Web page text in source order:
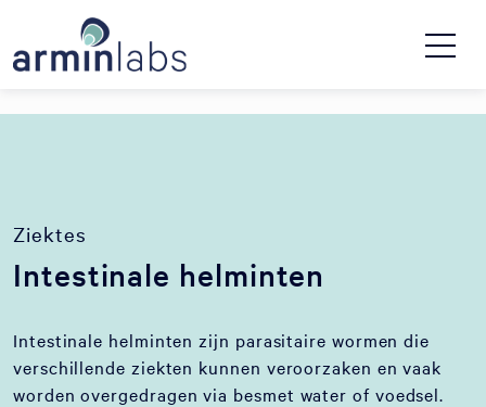
Ziektes
Intestinale helminten
Intestinale helminten zijn parasitaire wormen die
verschillende ziekten kunnen veroorzaken en vaak
worden overgedragen via besmet water of voedsel.